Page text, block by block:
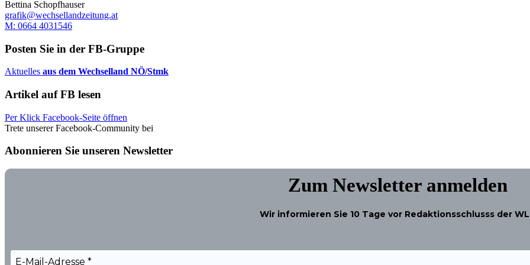
Bettina Schopfhauser
grafik@wechsellandzeitung.at
M: 0664 4031546
Posten Sie in der FB-Gruppe
Aktuelles aus dem Wechselland NÖ/Stmk
Artikel auf FB lesen
Per Klick Facebook-Seite öffnen
Trete unserer Facebook-Community bei
Abonnieren Sie unseren Newsletter
Zum Newsletter anmelden
Wir informieren Sie 10 Tage vor Redaktionsschlusss der